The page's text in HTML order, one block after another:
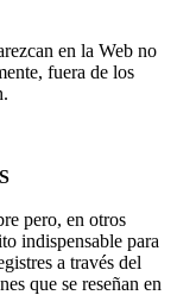
en la Web no
fuera de los
pero, en otros
indispensable para
a través del
que se reseñan en